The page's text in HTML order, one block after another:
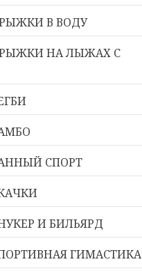
В ВОДУ
НА ЛЫЖАХ С
СПОРТ
И БИЛЬЯРД
ГИМАСТИКА